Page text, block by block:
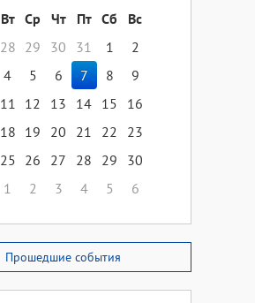
Вт Ср Чт Пт Сб
Вс
28 29 30 31 1
2
4 5 6 7 8
9
11 12 13 14 15
16
18 19 20 21 22
23
25 26 27 28 29
30
1 2 3 4 5 6
Прошедшие события